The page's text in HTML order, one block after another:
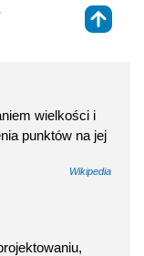
wielkości i
punktów na jej
Wikipedia